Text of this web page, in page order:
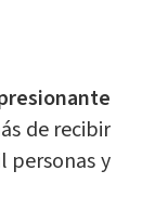
de recibir
personas y